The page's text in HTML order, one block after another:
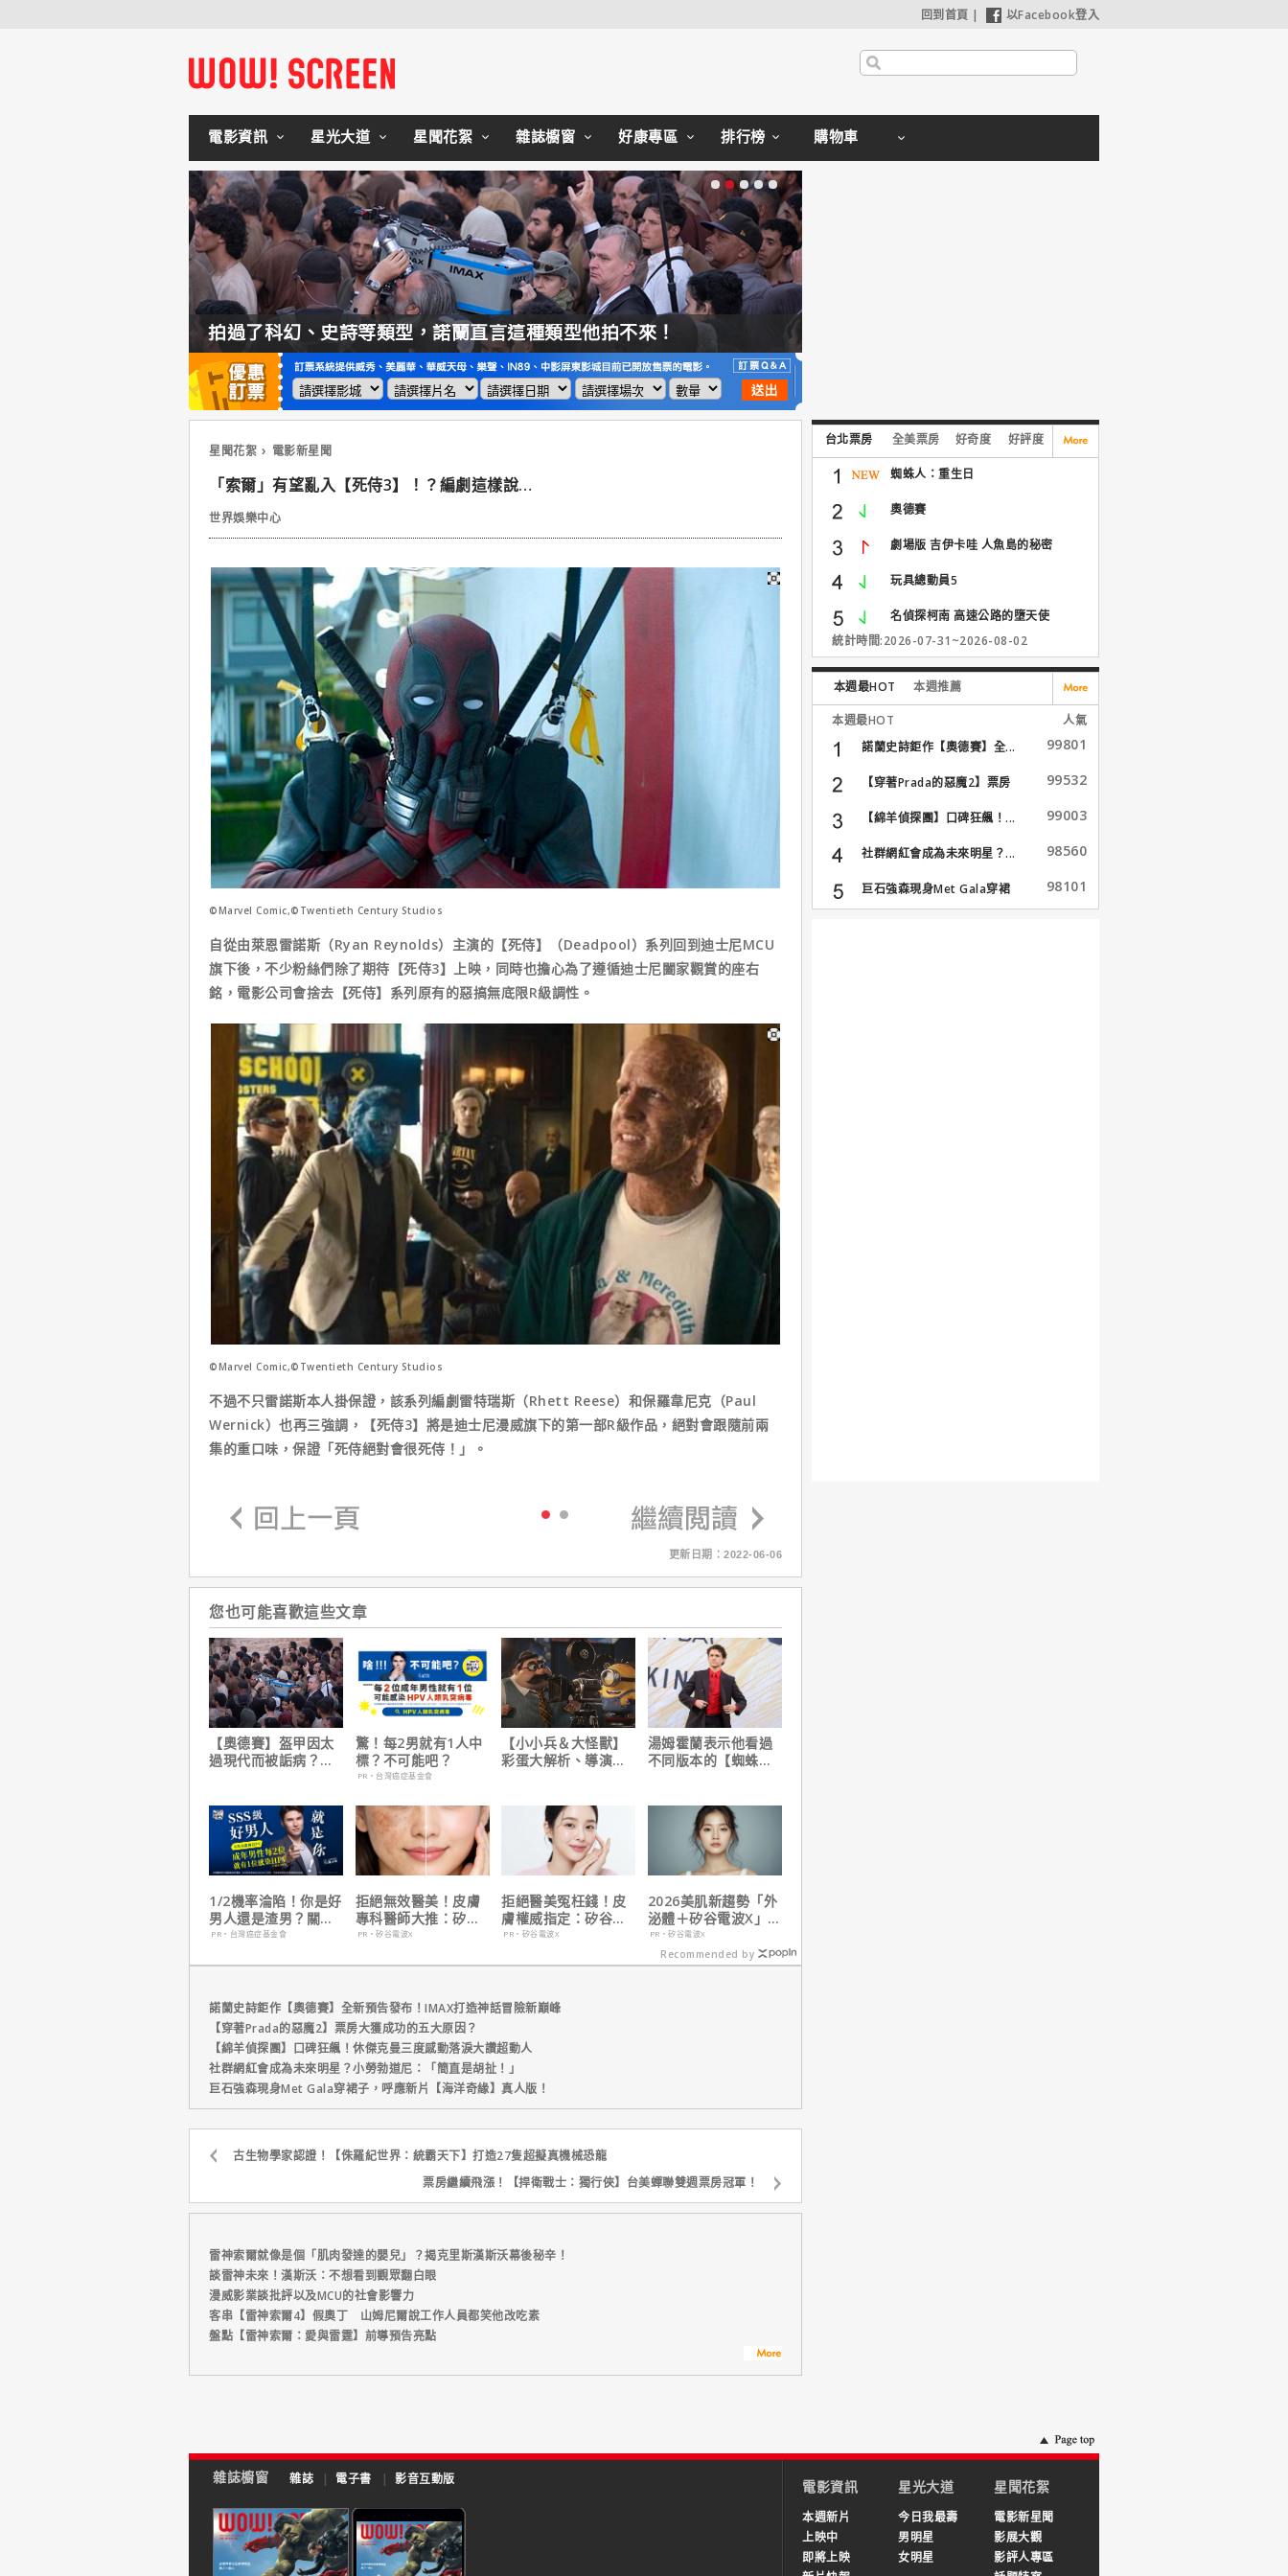
回到首頁 | 以Facebook登入
電影資訊 星光大道 星聞花絮 雜誌櫥窗 好康專區 排行榜 購物車
拍過了科幻、史詩等類型，諾蘭直言這種類型他拍不來！
星聞花絮 電影新星聞
「索爾」有望亂入【死侍3】！？編劇這樣說…
世界娛樂中心
©Marvel Comic,©Twentieth Century Studios
自從由萊恩雷諾斯（Ryan Reynolds）主演的【死侍】（Deadpool）系列回到迪士尼MCU
旗下後，不少粉絲們除了期待【死侍3】上映，同時也擔心為了遵循迪士尼闔家觀賞的座右
銘，電影公司會捨去【死侍】系列原有的惡搞無底限R級調性。
©Marvel Comic,©Twentieth Century Studios
不過不只雷諾斯本人掛保證，該系列編劇雷特瑞斯（Rhett Reese）和保羅韋尼克（Paul
Wernick）也再三強調，【死侍3】將是迪士尼漫威旗下的第一部R級作品，絕對會跟隨前兩
集的重口味，保證「死侍絕對會很死侍！」。
更新日期：2022-06-06
您也可能喜歡這些文章
【奧德賽】盔甲因太
過現代而被詬病？導
驚！每2男就有1人中
標？不可能吧？
PR・台灣癌症基金會
【小小兵＆大怪獸】
彩蛋大解析、導演皮
湯姆霍蘭表示他看過
不同版本的【蜘蛛
1/2機率淪陷！你是好
男人還是渣男？關鍵
在這
PR・台灣癌症基金會
拒絕無效醫美！皮膚
專科醫師大推：矽谷
電波 X 讓肌膚由內而
PR・矽谷電波X
拒絕醫美冤枉錢！皮
膚權威指定：矽谷電
波 X 由內而外養出逆
PR・矽谷電波X
2026美肌新趨勢「外
泌體＋矽谷電波X」聯
手，開啟高階養膚新
世代
PR・矽谷電波X
Recommended by
諾蘭史詩鉅作【奧德賽】全新預告發布！IMAX打造神話冒險新巔峰
【穿著Prada的惡魔2】票房大獲成功的五大原因？
【綿羊偵探團】口碑狂飆！休傑克曼三度感動落淚大讚超動人
社群網紅會成為未來明星？小勞勃道尼：「簡直是胡扯！」
巨石強森現身Met Gala穿裙子，呼應新片【海洋奇緣】真人版！
古生物學家認證！【侏羅紀世界：統霸天下】打造27隻超擬真機械恐龍
票房繼續飛漲！【捍衛戰士：獨行俠】台美蟬聯雙週票房冠軍！
雷神索爾就像是個「肌肉發達的嬰兒」？揭克里斯漢斯沃幕後秘辛！
談雷神未來！漢斯沃：不想看到觀眾翻白眼
漫威影業談批評以及MCU的社會影響力
客串【雷神索爾4】假奧丁 山姆尼爾說工作人員都笑他改吃素
盤點【雷神索爾：愛與雷霆】前導預告亮點
台北票房 全美票房 好奇度 好評度
蜘蛛人：重生日
奧德賽
劇場版 吉伊卡哇 人魚島的秘密
玩具總動員5
名偵探柯南 高速公路的墮天使
統計時間:2026-07-31~2026-08-02
本週最HOT 本週推薦
本週最HOT
人氣
諾蘭史詩鉅作【奧德賽】全...
99801
【穿著Prada的惡魔2】票房
99532
【綿羊偵探團】口碑狂飆！... 99003
社群網紅會成為未來明星？... 98560
巨石強森現身Met Gala穿裙
子...
98101
雜誌櫥窗 雜誌 | 電子書 | 影音互動版 電影資訊
本週新片
上映中
即將上映
星光大道
今日我最壽
男明星
女明星
星聞花絮
電影新星聞
影展大觀
影評人專區